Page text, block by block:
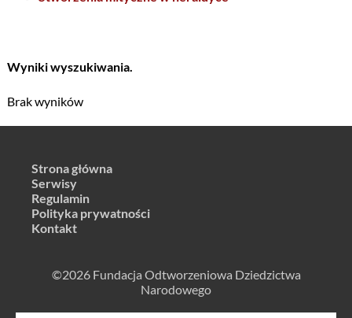
Wyniki wyszukiwania.
Brak wyników
Strona główna
Serwisy
Regulamin
Polityka prywatności
Kontakt
©2026 Fundacja Odtworzeniowa Dziedzictwa
Narodowego